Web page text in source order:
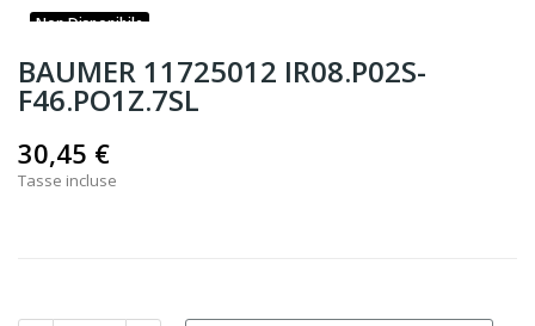
Non Disponibile
BAUMER 11725012 IR08.P02S-
F46.PO1Z.7SL
30,45 €
Tasse incluse